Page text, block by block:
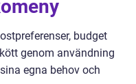
budget
genom användning
egna behov och